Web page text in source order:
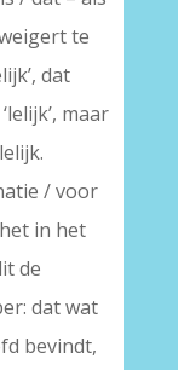
te
dat
maar
/ voor
in het
de
dat wat
bevindt,